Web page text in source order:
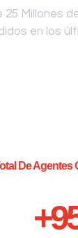
25 Millones
en los
De Agentes
+